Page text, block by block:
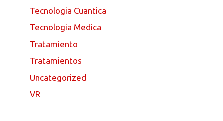
Tecnologia Cuantica
Tecnologia Medica
Tratamiento
Tratamientos
Uncategorized
VR